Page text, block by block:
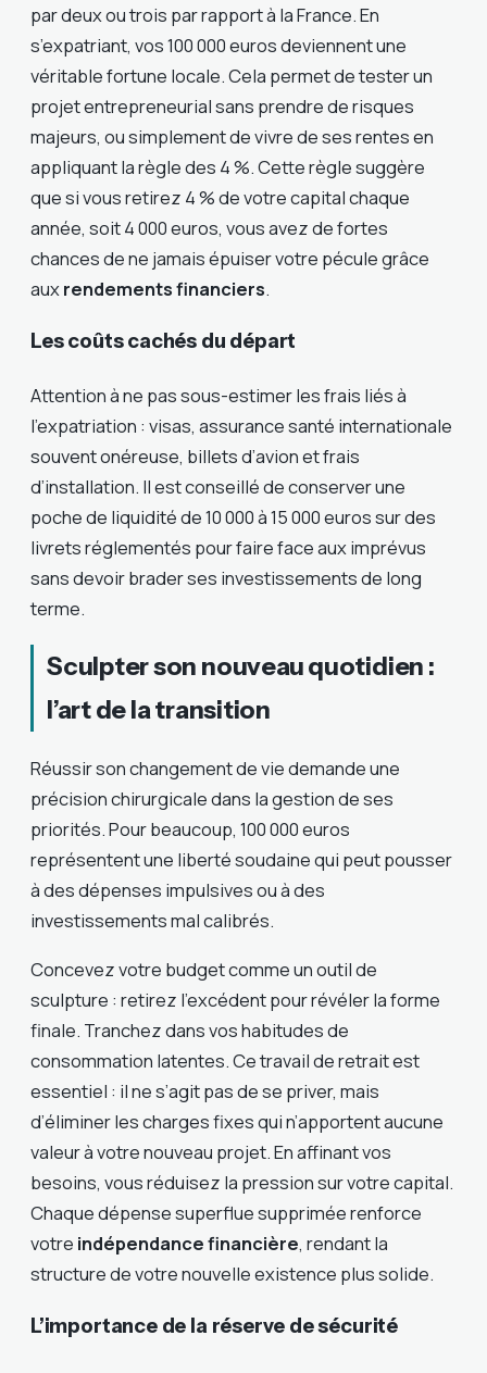
par deux ou trois par rapport à la France. En
s’expatriant, vos 100 000 euros deviennent une
véritable fortune locale. Cela permet de tester un
projet entrepreneurial sans prendre de risques
majeurs, ou simplement de vivre de ses rentes en
appliquant la règle des 4 %. Cette règle suggère
que si vous retirez 4 % de votre capital chaque
année, soit 4 000 euros, vous avez de fortes
chances de ne jamais épuiser votre pécule grâce
auxrendements financiers.
Les coûts cachés du départ
Attention à ne pas sous-estimer les frais liés à
l’expatriation : visas, assurance santé internationale
souvent onéreuse, billets d’avion et frais
d’installation. Il est conseillé de conserver une
poche de liquidité de 10 000 à 15 000 euros sur des
livrets réglementés pour faire face aux imprévus
sans devoir brader ses investissements de long
terme.
Sculpter son nouveau quotidien :
l’art de la transition
Réussir son changement de vie demande une
précision chirurgicale dans la gestion de ses
priorités. Pour beaucoup, 100 000 euros
représentent une liberté soudaine qui peut pousser
à des dépenses impulsives ou à des
investissements mal calibrés.
Concevez votre budget comme un outil de
sculpture : retirez l’excédent pour révéler la forme
finale. Tranchez dans vos habitudes de
consommation latentes. Ce travail de retrait est
essentiel : il ne s’agit pas de se priver, mais
d’éliminer les charges fixes qui n’apportent aucune
valeur à votre nouveau projet. En affinant vos
besoins, vous réduisez la pression sur votre capital.
Chaque dépense superflue supprimée renforce
votre indépendance financière, rendant la
structure de votre nouvelle existence plus solide.
L’importance de la réserve de sécurité